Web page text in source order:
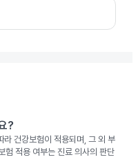
?
라 건강보험이 적용되며, 그 외 부
험 적용 여부는 진료 의사의 판단